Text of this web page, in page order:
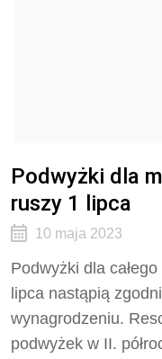
Podwyżki dla
ruszy 1 lipca
10 maja 2023
Podwyżki dla
lipca nastąpią
wynagrodzeniu.
podwyżek w II.